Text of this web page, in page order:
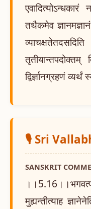
तथैकमेव
तृतीयान्तपदोक्तम्
द्विर्ज्ञानग्रहणं व्यर्थं
🎙️ Sri
SANSKRIT
मुह्यन्तीत्याह